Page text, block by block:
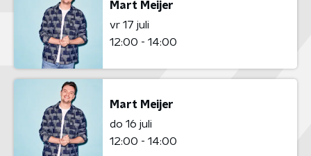
Mart Meijer
vr 17 juli
12:00 - 14:00
Mart Meijer
do 16 juli
12:00 - 14:00